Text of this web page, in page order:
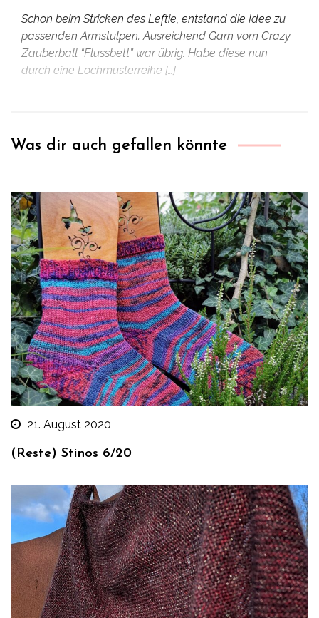
Schon beim Stricken des Leftie, entstand die Idee zu
passenden Armstulpen. Ausreichend Garn vom Crazy
Zauberball “Flussbett” war übrig. Habe diese nun
durch eine Lochmusterreihe […]
Was dir auch gefallen könnte
21. August 2020
(Reste) Stinos 6/20